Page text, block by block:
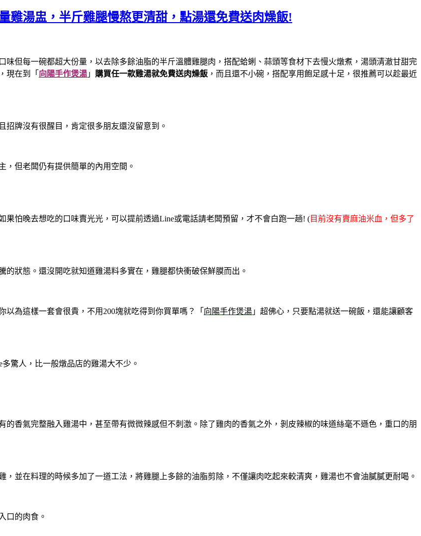
雞湯盅，半斤雞腿慢熬更清甜，點湯還免費送肉燥飯!
味但每一碗都超大份量，以去除多餘油脂的半斤溫體雞腿肉，搭配蛤蜊、蒜頭等食材下去慢火燉煮，湯頭清澈甘甜完
現在到「 向陽手作煲湯 」 購買任一款雞湯就免費送肉燥飯 ，而且還不小碗，搭配享用飽足感十足，很推薦可以趁最近
招牌沒有很醒目，肯定很多朋友還沒留意到。
，但老闆仍有提供簡單的內用空間。
怕晚去想吃的口味賣光光，可以提前透過Line或電話請老闆預留，才不會白跑一趟! (目前沒有賣麻油米血，但多了
狀態。還沒開吃就知道雞湯料多實在，雞腿都快衝破保鮮膜而出。
以為這樣一套會很貴，不用200塊就吃得到你買單嗎？「 向陽手作煲湯 」超佛心，只要點湯就送一碗飯，還能讓顧客
驚人，比一般燉品店的雞湯大不少。
香氣完整融入雞湯中，甚至帶有微微辣感但不刺激。除了雞肉的香氣之外，剝皮辣椒的味道絲毫不遜色，重口的朋
並在料理的時候多加了一道工法，將雞腿上多餘的油脂剪除，不僅讓肉吃起來較清爽，雞湯也不會油膩膩更耐喝。
口的肉食。